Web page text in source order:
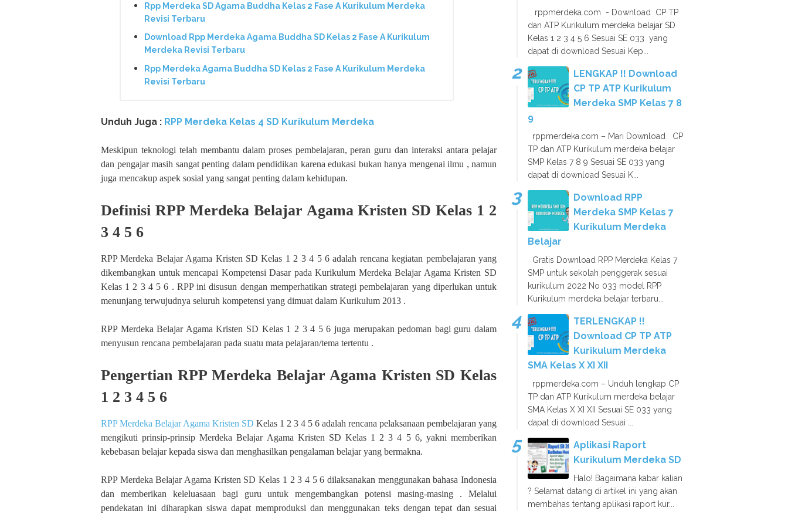
Rpp Merdeka SD Agama Buddha Kelas 2 Fase A Kurikulum Merdeka
Revisi Terbaru
Download Rpp Merdeka Agama Buddha SD Kelas 2 Fase A Kurikulum
Merdeka Revisi Terbaru
Rpp Merdeka Agama Buddha SD Kelas 2 Fase A Kurikulum Merdeka
Revisi Terbaru
Unduh Juga : RPP Merdeka Kelas 4 SD Kurikulum Merdeka
Meskipun teknologi telah membantu dalam proses pembelajaran, peran guru dan interaksi antara pelajar
dan pengajar masih sangat penting dalam pendidikan karena edukasi bukan hanya mengenai ilmu , namun
juga mencakup aspek sosial yang sangat penting dalam kehidupan.
Definisi RPP Merdeka Belajar Agama Kristen SD Kelas 1 2
3 4 5 6
RPP Merdeka Belajar Agama Kristen SD Kelas 1 2 3 4 5 6 adalah rencana kegiatan pembelajaran yang
dikembangkan untuk mencapai Kompetensi Dasar pada Kurikulum Merdeka Belajar Agama Kristen SD
Kelas 1 2 3 4 5 6 . RPP ini disusun dengan memperhatikan strategi pembelajaran yang diperlukan untuk
menunjang terwujudnya seluruh kompetensi yang dimuat dalam Kurikulum 2013 .
RPP Merdeka Belajar Agama Kristen SD Kelas 1 2 3 4 5 6 juga merupakan pedoman bagi guru dalam
menyusun rencana pembelajaran pada suatu mata pelajaran/tema tertentu .
Pengertian RPP Merdeka Belajar Agama Kristen SD Kelas
1 2 3 4 5 6
RPP Merdeka Belajar Agama Kristen SD Kelas 1 2 3 4 5 6 adalah rencana pelaksanaan pembelajaran yang
mengikuti prinsip-prinsip Merdeka Belajar Agama Kristen SD Kelas 1 2 3 4 5 6, yakni memberikan
kebebasan belajar kepada siswa dan menghasilkan pengalaman belajar yang bermakna.
RPP Merdeka Belajar Agama Kristen SD Kelas 1 2 3 4 5 6 dilaksanakan menggunakan bahasa Indonesia
dan memberikan keleluasaan bagi guru untuk mengembangkan potensi masing-masing . Melalui
pendekatan ini diharapkan siswa dapat memproduksi dan menggunakan teks dengan tepat dan sesuai
rppmerdeka.com - Download CP TP
dan ATP Kurikulum merdeka belajar SD
Kelas 1 2 3 4 5 6 Sesuai SE 033 yang
dapat di download Sesuai Kep...
LENGKAP !! Download
CP TP ATP Kurikulum
Merdeka SMP Kelas 7 8
9
rppmerdeka.com – Mari Download CP
TP dan ATP Kurikulum merdeka belajar
SMP Kelas 7 8 9 Sesuai SE 033 yang
dapat di download Sesuai K...
Download RPP
Merdeka SMP Kelas 7
Kurikulum Merdeka
Belajar
Gratis Download RPP Merdeka Kelas 7
SMP untuk sekolah penggerak sesuai
kurikulum 2022 No 033 model RPP
Kurikulum merdeka belajar terbaru...
TERLENGKAP !!
Download CP TP ATP
Kurikulum Merdeka
SMA Kelas X XI XII
rppmerdeka.com – Unduh lengkap CP
TP dan ATP Kurikulum merdeka belajar
SMA Kelas X XI XII Sesuai SE 033 yang
dapat di download Sesuai ...
Aplikasi Raport
Kurikulum Merdeka SD
Halo! Bagaimana kabar kalian
? Selamat datang di artikel ini yang akan
membahas tentang aplikasi raport kur...